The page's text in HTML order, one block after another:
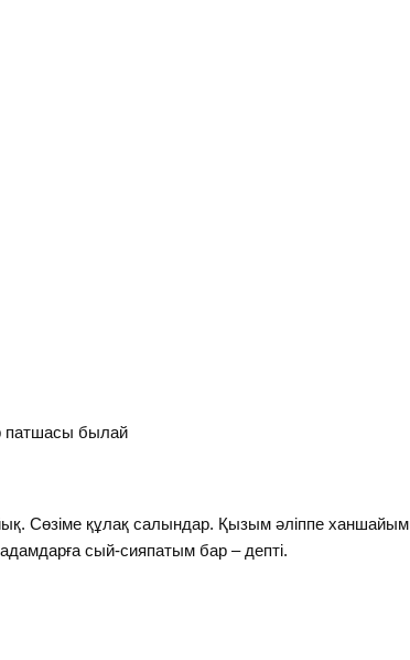
патшасы былай
Сөзіме құлақ салындар. Қызым әліппе
сый-сияпатым бар – депті.